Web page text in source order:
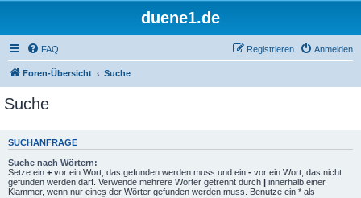
duene1.de
FAQ Anmelden
Registrieren
Foren-Übersicht Suche
Suche
SUCHANFRAGE
Suche nach Wörtern:
Setze ein + vor ein Wort, das gefunden werden muss und ein - vor ein Wort, das nicht
gefunden werden darf. Verwende mehrere Wörter getrennt durch | innerhalb einer
Klammer, wenn nur eines der Wörter gefunden werden muss. Benutze ein * als